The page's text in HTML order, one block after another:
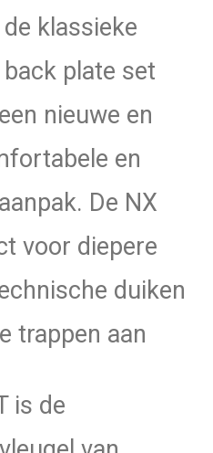
klassieke
plate set
nieuwe en
en
De NX
voor diepere
duiken
trappen aan
is de